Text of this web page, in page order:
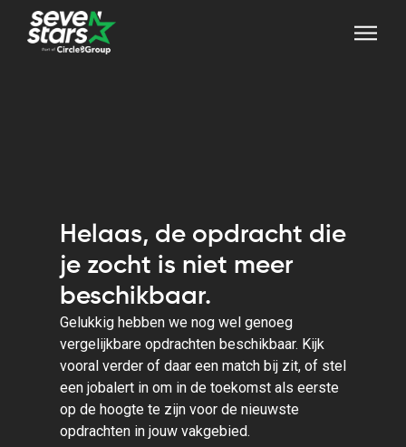
Helaas, de opdracht die
je zocht is niet meer
beschikbaar.
Gelukkig hebben we nog wel genoeg
vergelijkbare opdrachten beschikbaar. Kijk
vooral verder of daar een match bij zit, of stel
een jobalert in om in de toekomst als eerste
op de hoogte te zijn voor de nieuwste
opdrachten in jouw vakgebied.